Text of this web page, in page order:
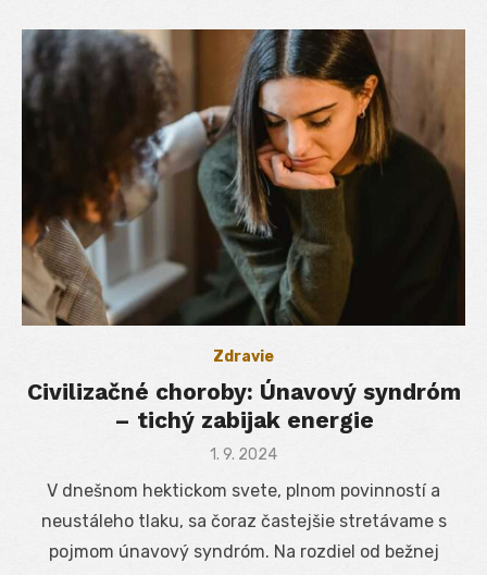
Zdravie
Civilizačné choroby: Únavový syndróm
– tichý zabijak energie
Posted
1. 9. 2024
V dnešnom hektickom svete, plnom povinností a
neustáleho tlaku, sa čoraz častejšie stretávame s
pojmom únavový syndróm. Na rozdiel od bežnej